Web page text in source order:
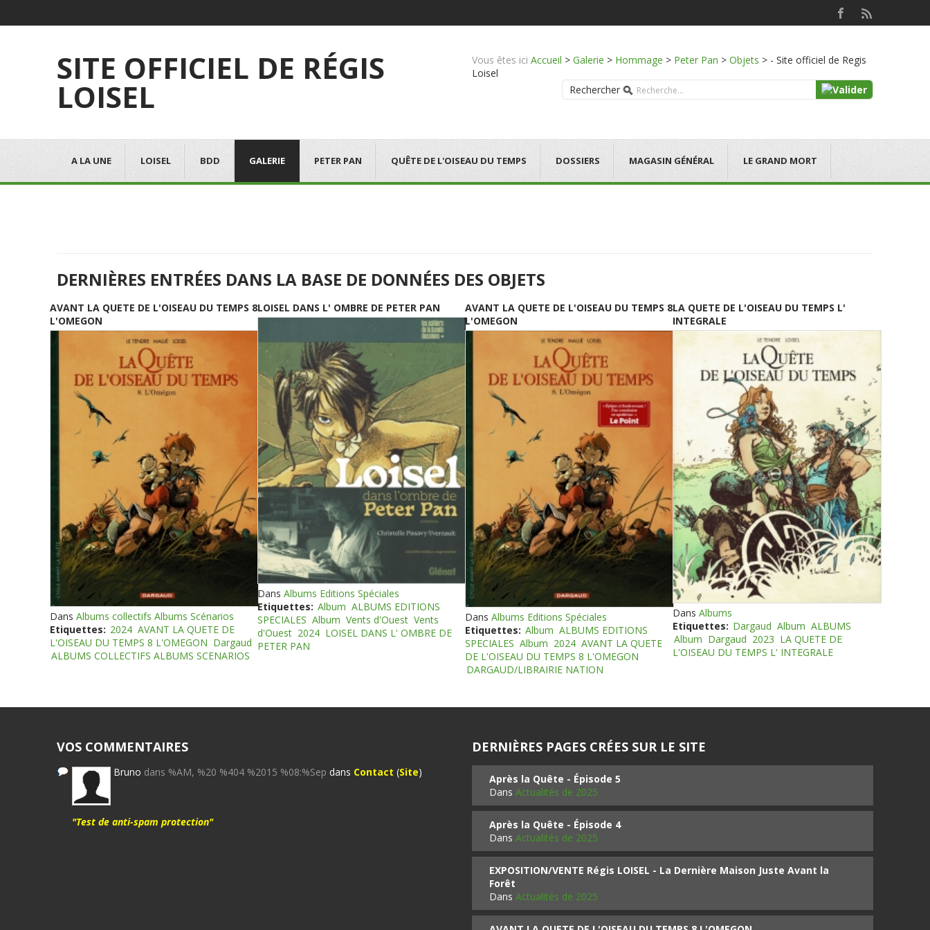
SITE OFFICIEL DE RÉGIS
LOISEL
Vous êtes ici Accueil > Galerie > Hommage > Peter Pan > Objets > - Site officiel de Regis
Loisel
Rechercher
A LA UNE LOISEL BDD GALERIE PETER PAN QUÊTE DE L'OISEAU DU TEMPS DOSSIERS MAGASIN GÉNÉRAL LE GRAND MORT
DERNIÈRES ENTRÉES DANS LA BASE DE DONNÉES DES OBJETS
AVANT LA QUETE DE L'OISEAU DU TEMPS 8
L'OMEGON
Dans Albums collectifs Albums Scénarios
Etiquettes: 2024 AVANT LA QUETE DE
L'OISEAU DU TEMPS 8 L'OMEGON Dargaud
ALBUMS COLLECTIFS ALBUMS SCENARIOS
LOISEL DANS L' OMBRE DE PETER PAN
Dans Albums Editions Spéciales
Etiquettes: Album ALBUMS EDITIONS
SPECIALES Album Vents d'Ouest Vents
d'Ouest 2024 LOISEL DANS L' OMBRE DE
PETER PAN
AVANT LA QUETE DE L'OISEAU DU TEMPS 8
L'OMEGON
Dans Albums Editions Spéciales
Etiquettes: Album ALBUMS EDITIONS
SPECIALES Album 2024 AVANT LA QUETE
DE L'OISEAU DU TEMPS 8 L'OMEGON
DARGAUD/LIBRAIRIE NATION
LA QUETE DE L'OISEAU DU TEMPS L'
INTEGRALE
Dans Albums
Etiquettes: Dargaud Album ALBUMS
Album Dargaud 2023 LA QUETE DE
L'OISEAU DU TEMPS L' INTEGRALE
VOS COMMENTAIRES
Bruno dans %AM, %20 %404 %2015 %08:%Sep dans Contact (Site)
"Test de anti-spam protection"
DERNIÈRES PAGES CRÉES SUR LE SITE
Après la Quête - Épisode 5
Dans Actualités de 2025
Après la Quête - Épisode 4
Dans Actualités de 2025
EXPOSITION/VENTE Régis LOISEL - La Dernière Maison Juste Avant la
Forêt
Dans Actualités de 2025